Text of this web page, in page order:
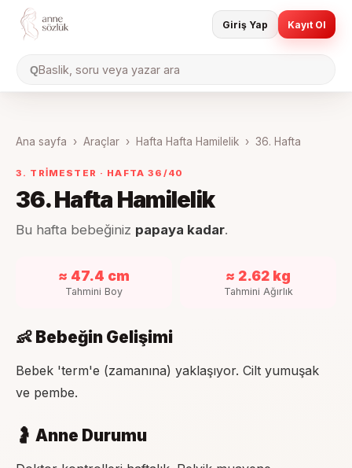
QBaslik, soru veya yazar ara
Giriş Yap Kayıt Ol
Ana sayfa › Araçlar › Hafta Hafta Hamilelik › 36. Hafta
3. TRIMESTER · HAFTA36 /40
36. Hafta Hamilelik
Bu hafta bebeğiniz papaya kadar.
≈ 47.4 cm
Tahmini Boy
≈ 2.62 kg
Tahmini Ağırlık
👶 Bebeğin Gelişimi
Bebek 'term'e (zamanına) yaklaşıyor. Cilt yumuşak
ve pembe.
🤰 Anne Durumu